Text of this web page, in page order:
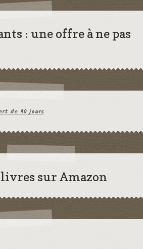
: une offre à ne pas
de 90 jours
sur Amazon